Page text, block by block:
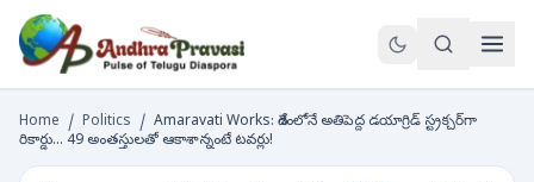
Home / Politics / Amaravati Works: దేశంలోనే అతిపెద్ద డయాగ్రిడ్ స్ట్రక్చర్‌గా
రికార్డు... 49 అంతస్తులతో ఆకాశాన్నంటే టవర్లు!